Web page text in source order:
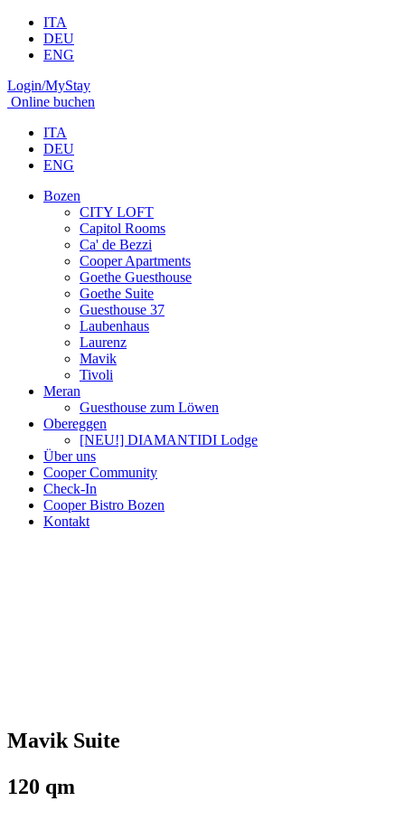
ITA
DEU
ENG
Login/MyStay
Online buchen
ITA
DEU
ENG
Bozen
CITY LOFT
Capitol Rooms
Ca' de Bezzi
Cooper Apartments
Goethe Guesthouse
Goethe Suite
Guesthouse 37
Laubenhaus
Laurenz
Mavik
Tivoli
Meran
Guesthouse zum Löwen
Obereggen
[NEU!] DIAMANTIDI Lodge
Über uns
Cooper Community
Check-In
Cooper Bistro Bozen
Kontakt
Mavik Suite
120 qm